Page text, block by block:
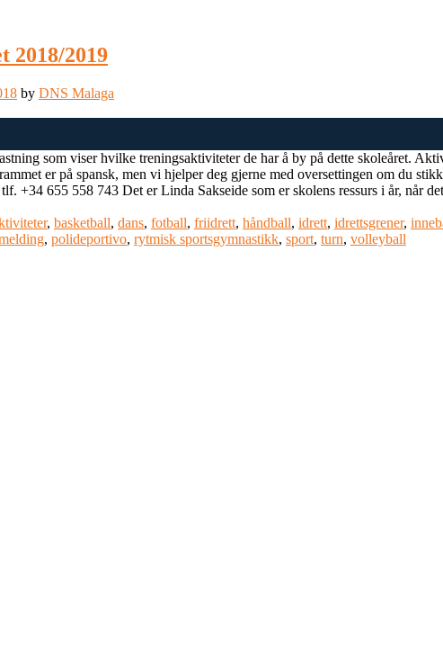
2018/2019
by DNS Malaga
som viser hvilke treningsaktiviteter de har å by på dette skoleåret.
er på spansk, men vi hjelper deg gjerne med oversettingen om du
+34 655 558 743 Det er Linda Sakseide som er skolens ressurs i år, når
, basketball, dans, fotball, friidrett, håndball, idrett, idrettsgrener,
, polideportivo, rytmisk sportsgymnastikk, sport, turn, volleyball